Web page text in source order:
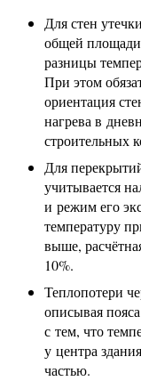
Для стен
общей
разницы
При этом
ориентация
нагрева в
строительных
Для
учитывается
и режим его
температуру
выше,
10%.
Теплопотери
описывая
с тем, что
у центра
частью.